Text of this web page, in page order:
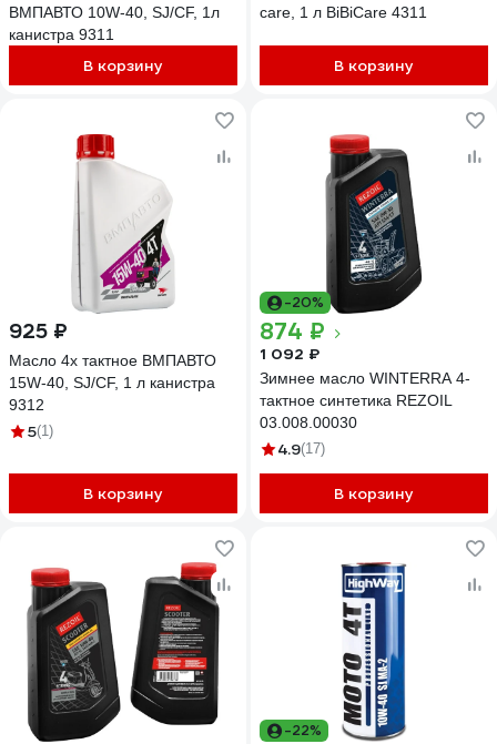
ВМПАВТО 10W-40, SJ/CF, 1л
канистра 9311
В корзину
care, 1 л BiBiCare 4311
В корзину
925 ₽
Масло 4х тактное ВМПАВТО
15W-40, SJ/CF, 1 л канистра
9312
5(1)
В корзину
-20%
874 ₽
1 092 ₽
Зимнее масло WINTERRA 4-
тактное синтетика REZOIL
03.008.00030
4.9(17)
В корзину
-22%